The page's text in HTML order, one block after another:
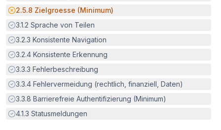
Potenzielle Barriere:
2.5.8 Zielgroesse (Minimum)
Erfüllt:
3.1.2 Sprache von Teilen
Erfüllt:
3.2.3 Konsistente Navigation
Erfüllt:
3.2.4 Konsistente Erkennung
Erfüllt:
3.3.3 Fehlerbeschreibung
Erfüllt:
3.3.4 Fehlervermeidung (rechtlich, finanziell, Daten)
Erfüllt:
3.3.8 Barrierefreie Authentifizierung (Minimum)
Erfüllt:
4.1.3 Statusmeldungen